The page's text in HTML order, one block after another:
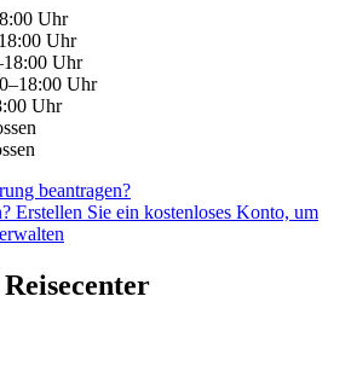
Uhr
Uhr
Uhr
Uhr
Uhr
beantragen?
Erstellen Sie ein kostenloses Konto, um